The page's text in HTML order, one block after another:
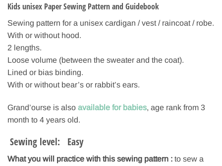
Kids unisex Paper Sewing Pattern and Guidebook
Sewing pattern for a unisex cardigan / vest / raincoat / robe.
With or without hood.
2 lengths.
Loose volume (between the sweater and the coat).
Lined or bias binding.
With or without bear’s or rabbit’s ears.
Grand’ourse is also available for babies, age rank from 3
month to 4 years old.
Sewing level: Easy
What you will practice with this sewing pattern : to sew a